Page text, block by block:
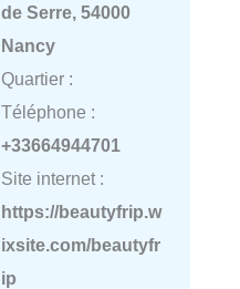
de Serre, 54000
Nancy
Quartier :
Téléphone :
+33664944701
Site internet :
https://beautyfrip.w
ixsite.com/beautyfr
ip